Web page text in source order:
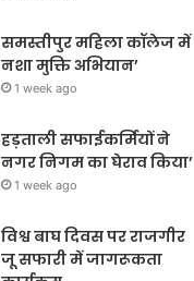
समस्तीपुर महिला कॉलेज में
नशा मुक्ति अभियान’
1 week ago
हड़ताली सफाईकर्मियों ने
नगर निगम का घेराव किया’
1 week ago
विश्व बाघ दिवस पर राजगीर
जू सफारी में जागरूकता